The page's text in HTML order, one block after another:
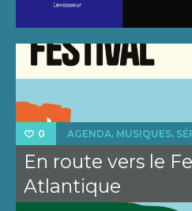
0 AGENDA, MUSIQUES,
En route vers le
Atlantique